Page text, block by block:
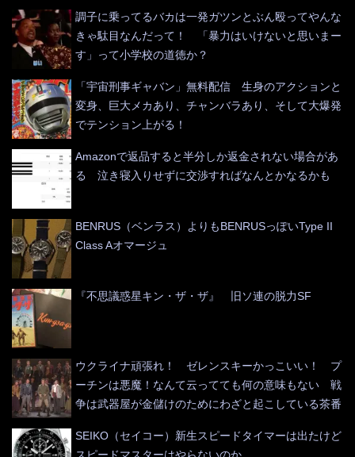
調子に乗ってるバカは一発ガツンとぶん殴ってやんな
きゃ駄目なんだって！ 「暴力はいけないと思いまー
す」って小学校の道徳か？
「宇宙刑事ギャバン」無料配信 生身のアクションと
変身、巨大メカあり、チャンバラあり、そして大爆発
でテンション上がる！
Amazonで返品すると半分しか返金されない場合があ
る 泣き寝入りせずに交渉すればなんとかなるかも
BENRUS（ベンラス）よりもBENRUSっぽいType II
Class Aオマージュ
『不思議惑星キン・ザ・ザ』 旧ソ連の脱力SF
ウクライナ頑張れ！ ゼレンスキーかっこいい！ プ
ーチンは悪魔！なんて云ってても何の意味もない 戦
争は武器屋が金儲けのためにわざと起こしている茶番
SEIKO（セイコー）新生スピードタイマーは出たけど
スピードマスターはやらないのか